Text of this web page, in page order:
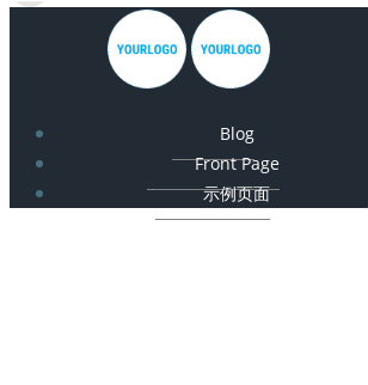
Blog
Front Page
示例页面